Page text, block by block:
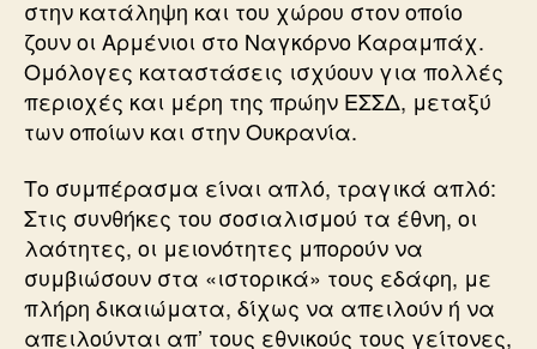
στην κατάληψη και του χώρου στον οποίο
ζουν οι Αρμένιοι στο Ναγκόρνο Καραμπάχ.
Ομόλογες καταστάσεις ισχύουν για πολλές
περιοχές και μέρη της πρώην ΕΣΣΔ, μεταξύ
των οποίων και στην Ουκρανία.
Το συμπέρασμα είναι απλό, τραγικά απλό:
Στις συνθήκες του σοσιαλισμού τα έθνη, οι
λαότητες, οι μειονότητες μπορούν να
συμβιώσουν στα «ιστορικά» τους εδάφη, με
πλήρη δικαιώματα, δίχως να απειλούν ή να
απειλούνται απ’ τους εθνικούς τους γείτονες,